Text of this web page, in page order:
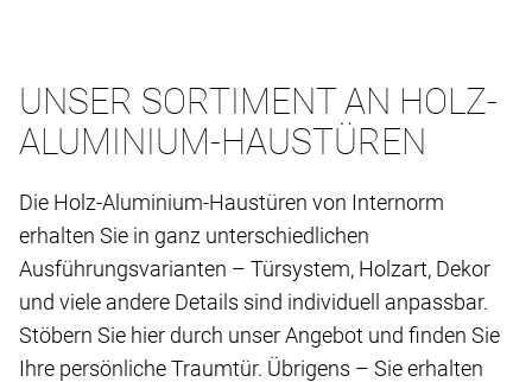
UNSER SORTIMENT AN HOLZ-
ALUMINIUM-HAUSTÜREN
Die Holz-Aluminium-Haustüren von Internorm
erhalten Sie in ganz unterschiedlichen
Ausführungsvarianten – Türsystem, Holzart, Dekor
und viele andere Details sind individuell anpassbar.
Stöbern Sie hier durch unser Angebot und finden Sie
Ihre persönliche Traumtür. Übrigens – Sie erhalten